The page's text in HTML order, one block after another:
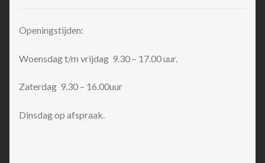
Openingstijden:
Woensdag t/m vrijdag 9.30 – 17.00 uur.
Zaterdag 9.30 – 16.00uur
Dinsdag op afspraak.